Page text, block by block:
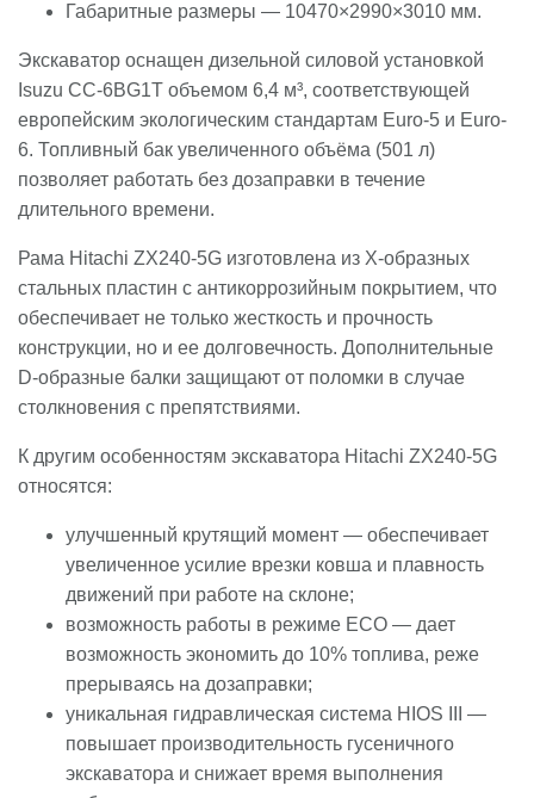
Габаритные размеры — 10470×2990×3010 мм.
Экскаватор оснащен дизельной силовой установкой
Isuzu CC-6BG1T объемом 6,4 м³, соответствующей
европейским экологическим стандартам Euro-5 и Euro-
6. Топливный бак увеличенного объёма (501 л)
позволяет работать без дозаправки в течение
длительного времени.
Рама Hitachi ZX240-5G изготовлена из X-образных
стальных пластин с антикоррозийным покрытием, что
обеспечивает не только жесткость и прочность
конструкции, но и ее долговечность. Дополнительные
D-образные балки защищают от поломки в случае
столкновения с препятствиями.
К другим особенностям экскаватора Hitachi ZX240-5G
относятся:
улучшенный крутящий момент — обеспечивает
увеличенное усилие врезки ковша и плавность
движений при работе на склоне;
возможность работы в режиме ECO — дает
возможность экономить до 10% топлива, реже
прерываясь на дозаправки;
уникальная гидравлическая система HIOS III —
повышает производительность гусеничного
экскаватора и снижает время выполнения